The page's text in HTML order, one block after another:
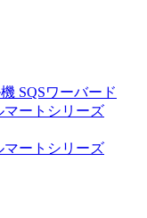
SQSワーバード
マートシリーズ
マートシリーズ